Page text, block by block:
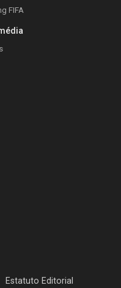
FIFA
Estatuto Editorial